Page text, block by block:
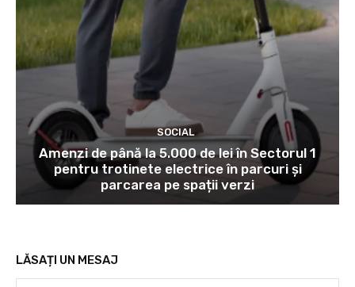
SOCIAL
Amenzi de până la 5.000 de lei în Sectorul 1
pentru trotinete electrice în parcuri și
parcarea pe spații verzi
LĂSAȚI UN MESAJ